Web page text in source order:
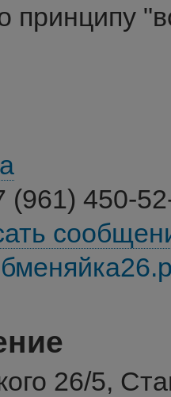
принципу
(961) 450-
26/5,